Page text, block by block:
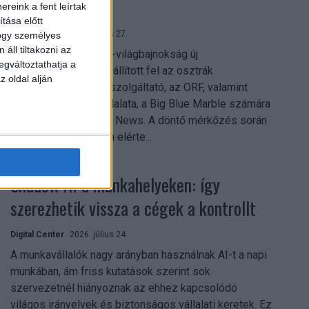
a fent leírtak
előtt
személyes
áll tiltakozni az
a
oldal alján
mindent vitt
Digital Center 2026. július 27.
A 2026-os labdarúgó-világbajnokság új
streamingrekordokat állított fel az osztrák
közszolgálati műsorszolgáltató, az ORF, valamint
technológiai leányvállalata, a Big Blue Marble számára
– írja a Broadband TV News. A döntő mérkőzés során
az átlagos nézőszám elérte...
Shadow AI a munkahelyeken: így
szerezhetik vissza a cégek a kontrollt
Digital Center 2026. július 24.
A munkavállalók nagy arányban használnak AI-t a napi
munkában, ám friss kutatások szerint sok
szervezetnél hiányoznak az ehhez kapcsolódó
világos irányelvek és biztonságos vállalati keretek. Ez